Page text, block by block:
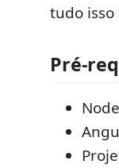
tudo isso
Pré-